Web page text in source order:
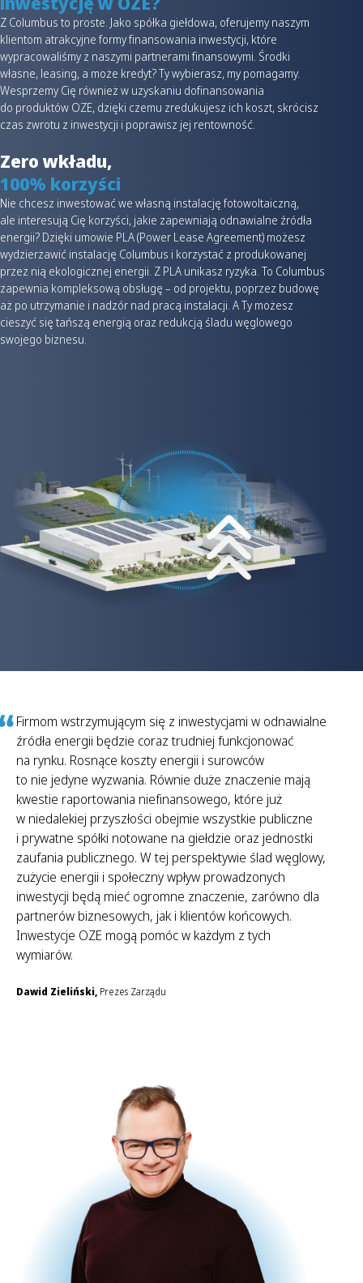
Z Columbus to proste. Jako spółka giełdowa, oferujemy naszym
klientom atrakcyjne formy finansowania inwestycji, które
wypracowaliśmy z naszymi partnerami finansowymi. Środki
własne, leasing, a może kredyt? Ty wybierasz, my pomagamy.
Wesprzemy Cię również w uzyskaniu dofinansowania
do produktów OZE, dzięki czemu zredukujesz ich koszt, skrócisz
czas zwrotu z inwestycji i poprawisz jej rentowność.
Zero wkładu,
100% korzyści
Nie chcesz inwestować we własną instalację fotowoltaiczną,
ale interesują Cię korzyści, jakie zapewniają odnawialne źródła
energii? Dzięki umowie PLA (Power Lease Agreement) możesz
wydzierżawić instalację Columbus i korzystać z produkowanej
przez nią ekologicznej energii. Z PLA unikasz ryzyka. To Columbus
zapewnia kompleksową obsługę – od projektu, poprzez budowę
aż po utrzymanie i nadzór nad pracą instalacji. A Ty możesz
cieszyć się tańszą energią oraz redukcją śladu węglowego
swojego biznesu.
Firmom wstrzymującym się z inwestycjami w odnawialne
źródła energii będzie coraz trudniej funkcjonować
na rynku. Rosnące koszty energii i surowców
to nie jedyne wyzwania. Równie duże znaczenie mają
kwestie raportowania niefinansowego, które już
w niedalekiej przyszłości obejmie wszystkie publiczne
i prywatne spółki notowane na giełdzie oraz jednostki
zaufania publicznego. W tej perspektywie ślad węglowy,
zużycie energii i społeczny wpływ prowadzonych
inwestycji będą mieć ogromne znaczenie, zarówno dla
partnerów biznesowych, jak i klientów końcowych.
Inwestycje OZE mogą pomóc w każdym z tych
wymiarów.
Dawid Zieliński, Prezes Zarządu